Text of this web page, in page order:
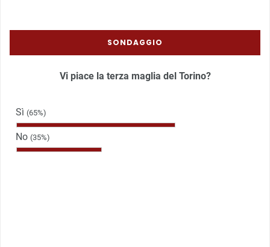
SONDAGGIO
Vi piace la terza maglia del Torino?
Sì (65%)
No (35%)